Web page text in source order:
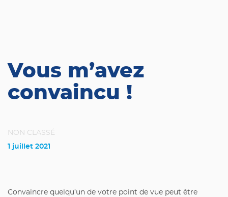
Vous m’avez
convaincu !
NON CLASSÉ
1 juillet 2021
Convaincre quelqu’un de votre point de vue peut être